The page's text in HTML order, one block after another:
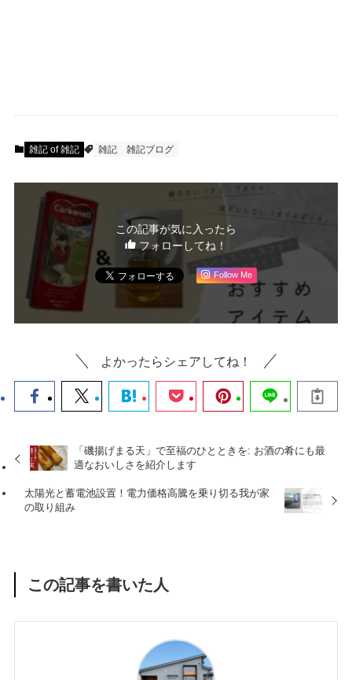
雑記 of 雑記 雑記 雑記ブログ
この記事が気に入ったら
フォローしてね！
Follow Me
よかったらシェアしてね！
「磯揚げまる天」で至福のひとときを: お酒の肴にも最
適なおいしさを紹介します
太陽光と蓄電池設置！電力価格高騰を乗り切る我が家
の取り組み
この記事を書いた人